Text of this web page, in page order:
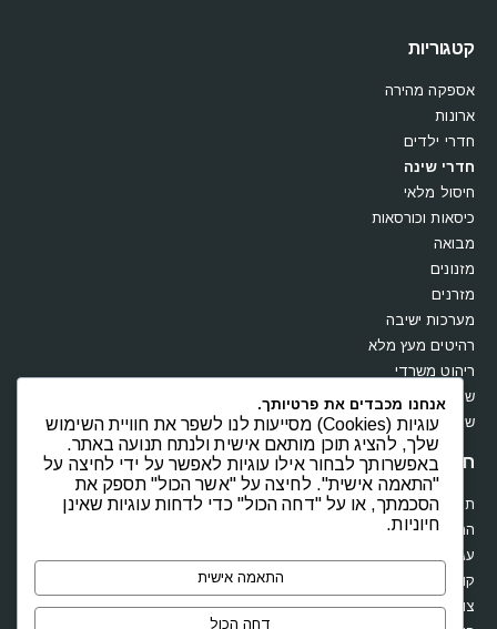
קטגוריות
אספקה מהירה
ארונות
חדרי ילדים
חדרי שינה
חיסול מלאי
כיסאות וכורסאות
מבואה
מזנונים
מזרנים
מערכות ישיבה
רהיטים מעץ מלא
ריהוט משרדי
שולחנות
שידות וקומודות
חנות
תקנון
החשבון שלי
עגלת קניות
קופה
צור קשר
אנחנו מכבדים את פרטיותך.
עוגיות (Cookies) מסייעות לנו לשפר את חוויית השימוש
שלך, להציג תוכן מותאם אישית ולנתח תנועה באתר.
באפשרותך לבחור אילו עוגיות לאפשר על ידי לחיצה על
"התאמה אישית". לחיצה על "אשר הכול" תספק את
הסכמתך, או על "דחה הכול" כדי לדחות עוגיות שאינן
חיוניות.
התאמה אישית
דחה הכול